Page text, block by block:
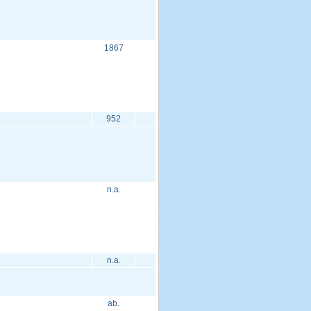
1867
952
n.a.
n.a.
ab.